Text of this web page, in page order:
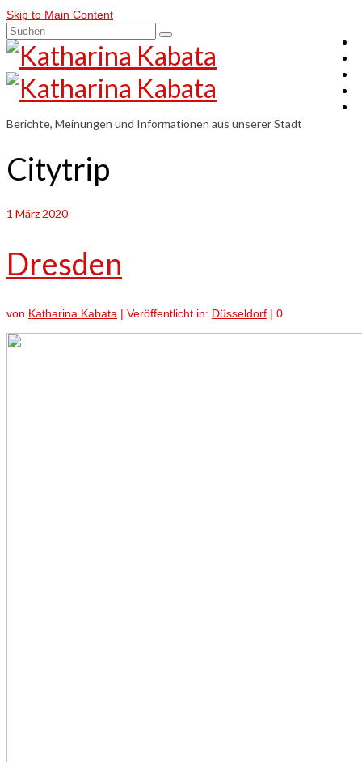
Skip to Main Content
Suchen
nach:
Berichte, Meinungen und Informationen aus unserer Stadt
Citytrip
1 März 2020
Dresden
von Katharina Kabata | Veröffentlicht in: Düsseldorf | 0